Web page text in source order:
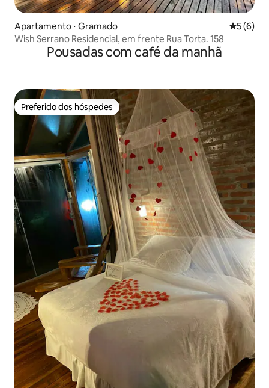
Apartamento ⋅ Gramado 5 de
5 (6)
Wish Serrano Residencial, em frente Rua Torta. 158
Pousadas com café da manhã
Preferido dos hóspedes
Preferido dos hóspedes